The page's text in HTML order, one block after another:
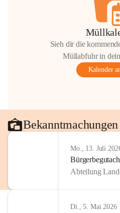
Sieh dir die
Müllabfuhr in
Kalender
Bekanntmachungen
Mo., 13. Juli
Abteilung
Di., 5. Mai 2026